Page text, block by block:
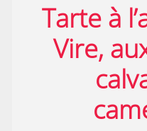
Tarte à
Vire,